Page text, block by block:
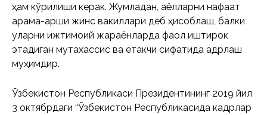
ҳам кўрилиши керак. Жумладан, аёлларни нафақат
қарама-қарши жинс вакиллари деб ҳисоблаш, балки
уларни ижтимоий жараёнларда фаол иштирок
этадиган мутахассис ва етакчи сифатида қадрлаш
муҳимдир.
Ўзбекистон Республикаси Президентининг 2019 йил
3 октябрдаги “Ўзбекистон Республикасида кадрлар